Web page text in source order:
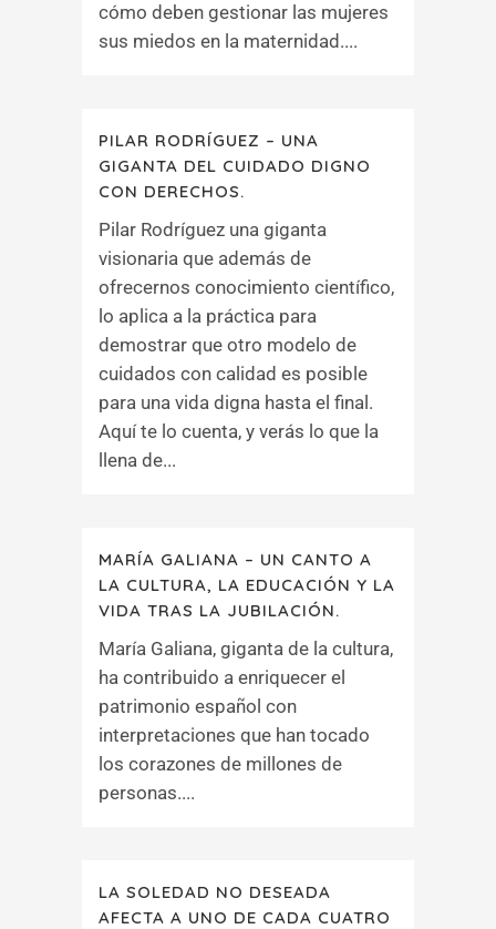
cómo deben gestionar las mujeres
sus miedos en la maternidad....
PILAR RODRÍGUEZ – UNA
GIGANTA DEL CUIDADO DIGNO
CON DERECHOS.
Pilar Rodríguez una giganta
visionaria que además de
ofrecernos conocimiento científico,
lo aplica a la práctica para
demostrar que otro modelo de
cuidados con calidad es posible
para una vida digna hasta el final.
Aquí te lo cuenta, y verás lo que la
llena de...
MARÍA GALIANA – UN CANTO A
LA CULTURA, LA EDUCACIÓN Y LA
VIDA TRAS LA JUBILACIÓN.
María Galiana, giganta de la cultura,
ha contribuido a enriquecer el
patrimonio español con
interpretaciones que han tocado
los corazones de millones de
personas....
LA SOLEDAD NO DESEADA
AFECTA A UNO DE CADA CUATRO